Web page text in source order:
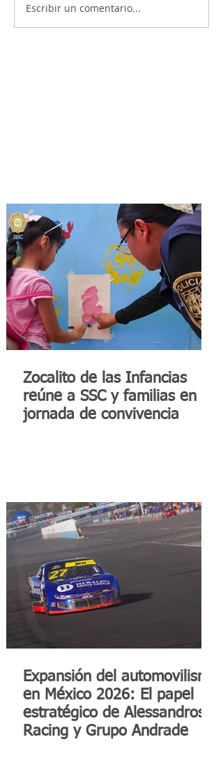
Escribir un comentario...
Zocalito de las Infancias
reúne a SSC y familias en
jornada de convivencia
Expansión del automovilismo
en México 2026: El papel
estratégico de Alessandros
Racing y Grupo Andrade